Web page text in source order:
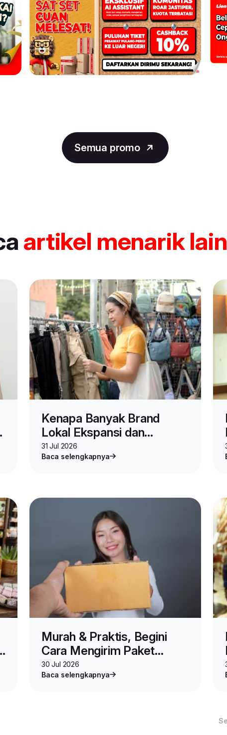
Semua promo
artikel menarik
Kenapa Banyak Brand
Lokal Ekspansi dan
Berjualan di Malaysia?
31 Jul 2026
Baca selengkapnya
Murah & Praktis, Begini
Cara Mengirim Paket
Online Shop via MINIPACK
30 Jul 2026
Baca selengkapnya